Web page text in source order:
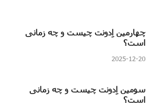
چهارمین اِدونت چیست و چه زمانی
است؟
2025-12-20
سومین اِدونت چیست و چه زمانی
است؟